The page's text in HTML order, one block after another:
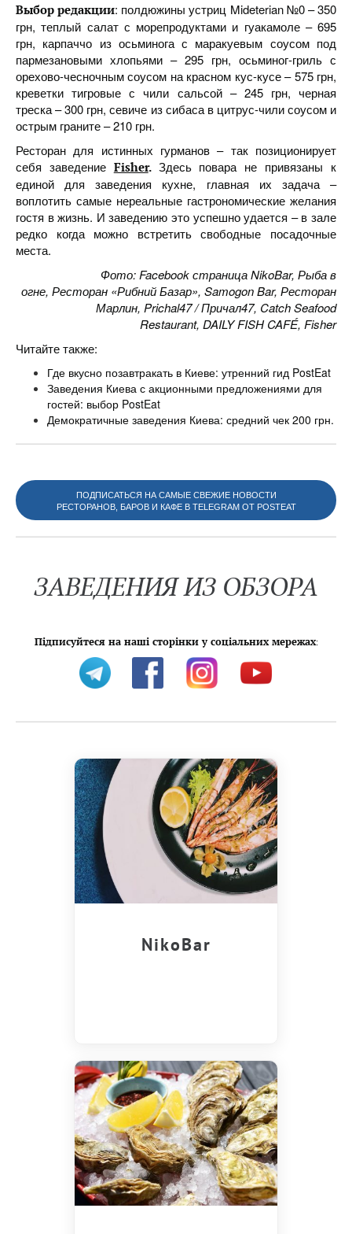
Выбор редакции: полдюжины устриц Mideterian №0 – 350
грн, теплый салат с морепродуктами и гуакамоле – 695
грн, карпаччо из осьминога с маракуевым соусом под
пармезановыми хлопьями – 295 грн, осьминог-гриль с
орехово-чесночным соусом на красном кус-кусе – 575 грн,
креветки тигровые с чили сальсой – 245 грн, черная
треска – 300 грн, севиче из сибаса в цитрус-чили соусом и
острым граните – 210 грн.
Ресторан для истинных гурманов – так позиционирует
себя заведение Fisher. Здесь повара не привязаны к
единой для заведения кухне, главная их задача –
воплотить самые нереальные гастрономические желания
гостя в жизнь. И заведению это успешно удается – в зале
редко когда можно встретить свободные посадочные
места.
Фото: Facebook страница NikoBar, Рыба в
огне, Ресторан «Рибний Базар», Samogon Bar, Ресторан
Марлин, Prichal47 / Причал47, Catch Seafood
Restaurant, DAILY FISH CAFÉ, Fisher
Читайте также:
Где вкусно позавтракать в Киеве: утренний гид PostEat
Заведения Киева с акционными предложениями для
гостей: выбор PostEat
Демократичные заведения Киева: средний чек 200 грн.
ПОДПИСАТЬСЯ НА САМЫЕ СВЕЖИЕ НОВОСТИ
РЕСТОРАНОВ, БАРОВ И КАФЕ В TELEGRAM ОТ POSTEAT
ЗАВЕДЕНИЯ ИЗ ОБЗОРА
Підписуйтеся на наші сторінки у соціальних мережах:
NikoBar